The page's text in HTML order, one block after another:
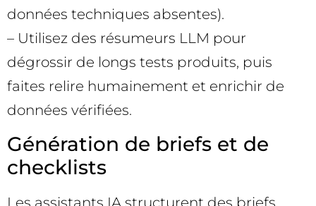
données techniques absentes).
– Utilisez des résumeurs LLM pour
dégrossir de longs tests produits, puis
faites relire humainement et enrichir de
données vérifiées.
Génération de briefs et de
checklists
Les assistants IA structurent des briefs